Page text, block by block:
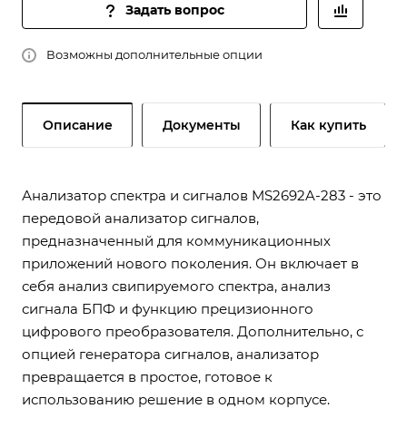
Задать вопрос
Возможны дополнительные опции
Описание Документы Как купить
Анализатор спектра и сигналов MS2692A-283 - это
передовой анализатор сигналов,
предназначенный для коммуникационных
приложений нового поколения. Он включает в
себя анализ свипируемого спектра, анализ
сигнала БПФ и функцию прецизионного
цифрового преобразователя. Дополнительно, с
опцией генератора сигналов, анализатор
превращается в простое, готовое к
использованию решение в одном корпусе.